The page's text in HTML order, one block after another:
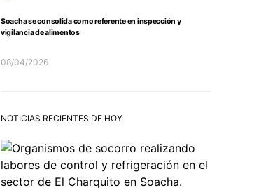
Soacha se consolida como referente en inspección y
vigilancia de alimentos
08/04/2026
NOTICIAS RECIENTES DE HOY